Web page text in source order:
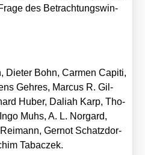
des Betrach­tungs­win­
Die­ter Bohn, Car­men Capi­ti,
Geh­res, Mar­cus R. Gil­
Huber, Daliah Karp, Tho­
Muhs, A. L. Nor­gard,
Ger­not Schatz­dor­
Tabac­zek.